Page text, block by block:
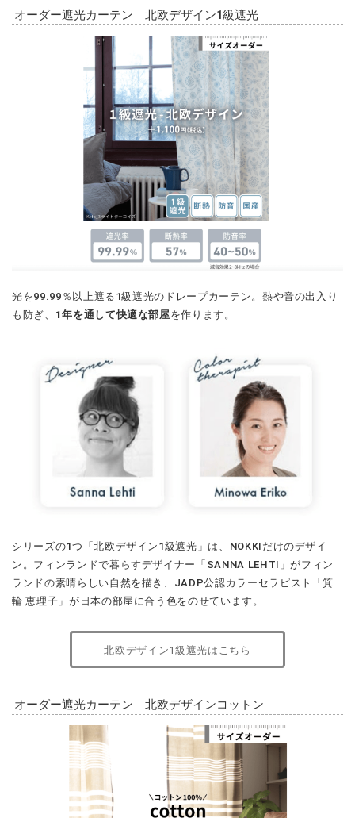
オーダー遮光カーテン｜北欧デザイン1級遮光
光を99.99％以上遮る1級遮光のドレープカーテン。熱や音の出入り
も防ぎ、 1年を通して快適な部屋を作ります。
シリーズの1つ「北欧デザイン1級遮光」は、NOKKIだけのデザイ
ン。フィンランドで暮らすデザイナー「SANNA LEHTI」がフィン
ランドの素晴らしい自然を描き、JADP公認カラーセラピスト「箕
輪 恵理子」が日本の部屋に合う色をのせています。
北欧デザイン1級遮光はこちら
オーダー遮光カーテン｜北欧デザインコットン